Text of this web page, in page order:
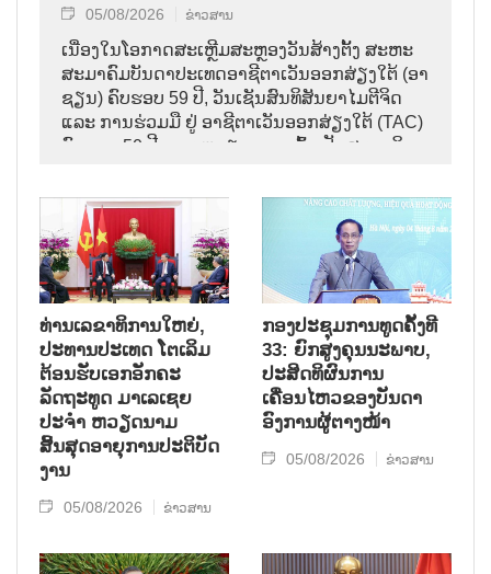
05/08/2026 ຂ່າວສານ
ເນື່ອງໃນໂອກາດສະເຫຼີມສະຫຼອງວັນສ້າງຕັ້ງ ສະຫະ
ສະມາຄົມບັນດາປະເທດອາຊີຕາເວັນອອກສ່ຽງໃຕ້ (ອາ
ຊຽນ) ຄົບຮອບ 59 ປີ, ວັນເຊັນສົນທິສັນຍາໄມຕີຈິດ
ແລະ ການຮ່ວມມື ຢູ່ ອາຊີຕາເວັນອອກສ່ຽງໃຕ້ (TAC)
ຄົບຮອບ 50 ປີ ແລະ ຫວຽດນາມ ເຂົ້າເປັນສະມາຊິກ
ທ່ານເລຂາທິການໃຫຍ່,
ປະທານປະເທດ ໂຕເລິມ
ຕ້ອນຮັບເອກອັກຄະ
ລັດຖະທູດ ມາເລເຊຍ
ປະຈຳ ຫວຽດນາມ
ສິ້ນສຸດອາຍຸການປະຕິບັດ
ງານ
05/08/2026 ຂ່າວສານ
ກອງປະຊຸມການທູດຄັ້ງທີ
33: ຍົກສູງຄຸນນະພາບ,
ປະສິດທິຜົນການ
ເຄື່ອນໄຫວຂອງບັນດາ
ອົງການຜູ້ຕາງໜ້າ
05/08/2026 ຂ່າວສານ